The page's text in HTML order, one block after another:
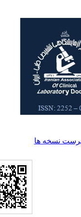
نسخه ها